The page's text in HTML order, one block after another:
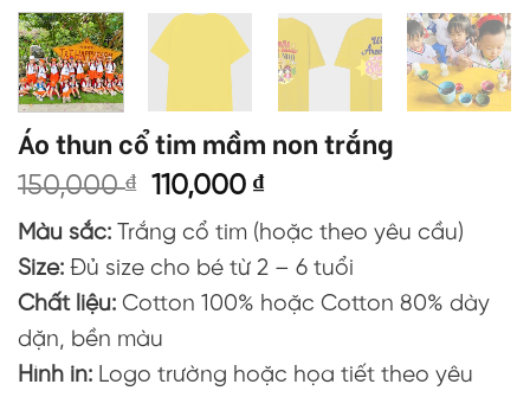
Áo thun cổ tim mầm non trắng
150,000₫
Giá
là:
150,000 ₫.
110,000₫Giá
tại
là:
110,000 ₫.
Màu sắc: Trắng cổ tim (hoặc theo yêu cầu)
Size: Đủ size cho bé từ 2 – 6 tuổi
Chất liệu: Cotton 100% hoặc Cotton 80% dày
dặn, bền màu
Hình in: Logo trường hoặc họa tiết theo yêu